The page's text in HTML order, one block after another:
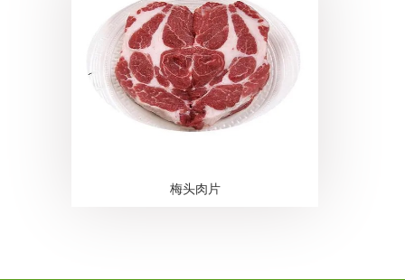
梅头肉片